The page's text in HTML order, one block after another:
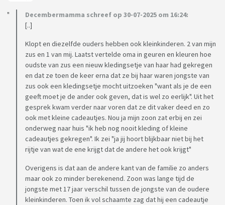
Decembermamma schreef op 30-07-2025 om 16:24:
[..]
Klopt en diezelfde ouders hebben ook kleinkinderen. 2 van mijn
zus en 1 van mij. Laatst vertelde oma in geuren en kleuren hoe
oudste van zus een nieuw kledingsetje van haar had gekregen
en dat ze toen de keer erna dat ze bij haar waren jongste van
zus ook een kledingsetje mocht uitzoeken "want als je de een
geeft moet je de ander ook geven, dat is wel zo eerlijk". Uit het
gesprek kwam verder naar voren dat ze dit vaker deed en zo
ook met kleine cadeautjes. Nou ja mijn zoon zat erbij en zei
onderweg naar huis "ik heb nog nooit kleding of kleine
cadeautjes gekregen". Ik zei "ja jij hoort blijkbaar niet bij het
rijtje van wat de ene krijgt dat de andere het ook krijgt"
Overigens is dat aan de andere kant van de familie zo anders
maar ook zo minder berekenend. Zoon was lange tijd de
jongste met 17 jaar verschil tussen de jongste van de oudere
kleinkinderen. Toen ik vol schaamte zag dat hij een cadeautje